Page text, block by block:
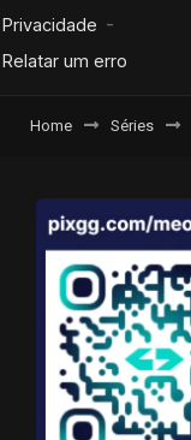
Home Séries